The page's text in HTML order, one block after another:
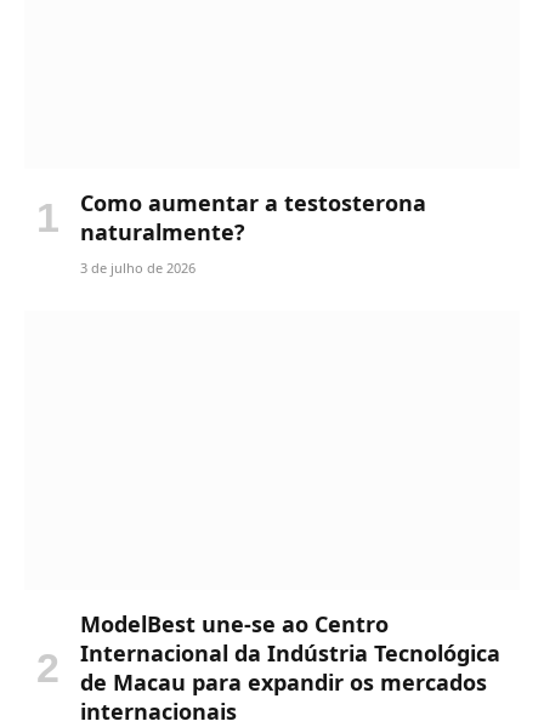
Como aumentar a testosterona
naturalmente?
3 de julho de 2026
ModelBest une-se ao Centro
Internacional da Indústria Tecnológica
de Macau para expandir os mercados
internacionais